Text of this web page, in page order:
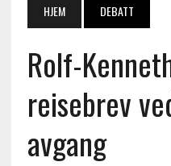
HJEM DEBATT
Rolf-
reisebrev
avgang